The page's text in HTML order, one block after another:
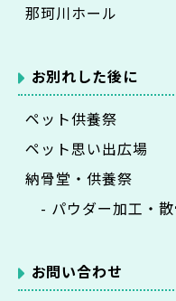
那珂川ホール
お別れした後に
ペット供養祭
ペット思い出広場
納骨堂・供養祭
- パウダー加工・散
お問い合わせ